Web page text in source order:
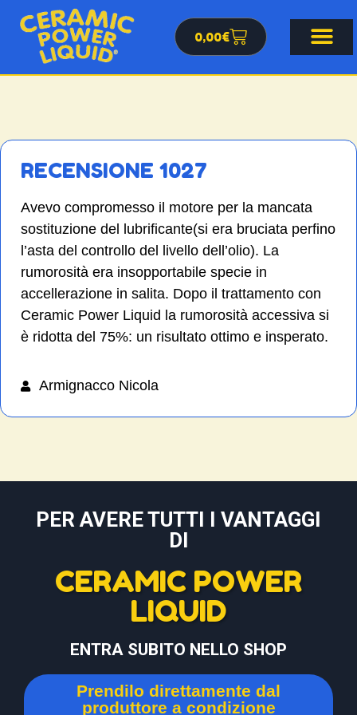
0,00€
RECENSIONE 1027
Avevo compromesso il motore per la mancata
sostituzione del lubrificante(si era bruciata perfino
l’asta del controllo del livello dell’olio). La
rumorosità era insopportabile specie in
accellerazione in salita. Dopo il trattamento con
Ceramic Power Liquid la rumorosità accessiva si
è ridotta del 75%: un risultato ottimo e insperato.
Armignacco Nicola
PER AVERE TUTTI I VANTAGGI
DI
CERAMIC POWER
LIQUID
ENTRA SUBITO NELLO SHOP
Prendilo direttamente dal
produttore a condizione